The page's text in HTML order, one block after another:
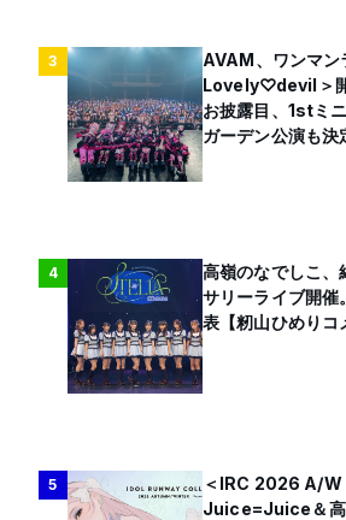
3
AVAM、ワンマン
Lovely♡devil＞
お披露目、1stミ
ガーデン公演も決
4
高嶺のなでしこ
サリーライブ開
表【籾山ひめりコ
5
＜IRC 2026 A/W
Juice=Juice＆高